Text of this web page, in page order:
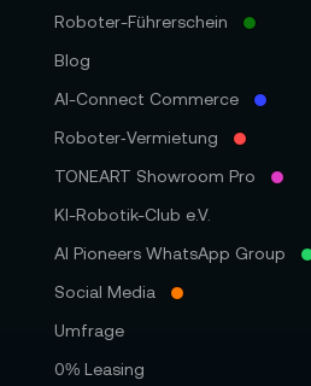
Roboter-Führerschein
Blog
AI-Connect Commerce
Roboter‑Vermietung
TONEART Showroom Pro
KI-Robotik-Club e.V.
AI Pioneers WhatsApp Group
Social Media
Umfrage
0% Leasing